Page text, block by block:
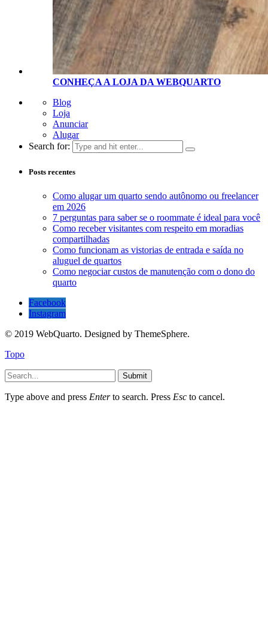
CONHEÇA A LOJA DA WEBQUARTO
Blog
Loja
Anunciar
Alugar
Search for:
Posts recentes
Como alugar um quarto sendo autônomo ou freelancer
em 2026
7 perguntas para saber se o roommate é ideal para você
Como receber visitantes com respeito em moradias
compartilhadas
Como funcionam as vistorias de entrada e saída no
aluguel de quartos
Como negociar custos de manutenção com o dono do
quarto
Facebook
Instagram
© 2019 WebQuarto. Designed by ThemeSphere.
Topo
Submit
Type above and press Enterto search. Press Esc to cancel.